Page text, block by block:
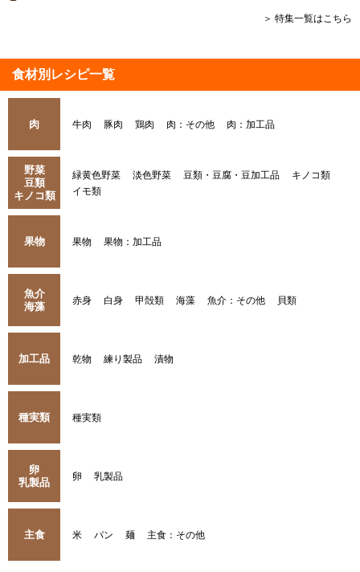
＞ 特集一覧はこちら
食材別レシピ一覧
肉 牛肉 豚肉 鶏肉 肉：その他 肉：加工品
野菜
豆類
キノコ類
緑黄色野菜 淡色野菜 豆類・豆腐・豆加工品
キノコ類
イモ類
果物 果物 果物：加工品
魚介
海藻
赤身 白身 甲殻類 海藻 魚介：その他 貝類
加工品 乾物 練り製品 漬物
種実類 種実類
卵
乳製品
卵 乳製品
主食 米 パン 麺 主食：その他